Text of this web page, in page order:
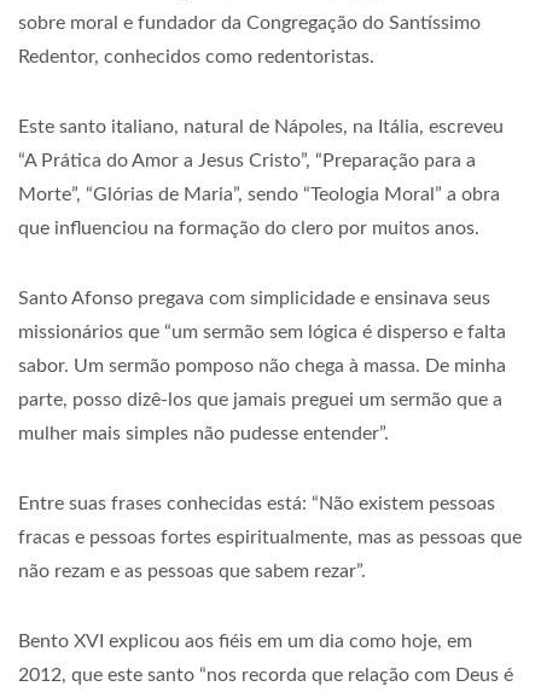
sobre moral e fundador da Congregação do Santíssimo
Redentor, conhecidos como redentoristas.
Este santo italiano, natural de Nápoles, na Itália, escreveu
“A Prática do Amor a Jesus Cristo”, “Preparação para a
Morte”, “Glórias de Maria”, sendo “Teologia Moral” a obra
que influenciou na formação do clero por muitos anos.
Santo Afonso pregava com simplicidade e ensinava seus
missionários que “um sermão sem lógica é disperso e falta
sabor. Um sermão pomposo não chega à massa. De minha
parte, posso dizê-los que jamais preguei um sermão que a
mulher mais simples não pudesse entender”.
Entre suas frases conhecidas está: “Não existem pessoas
fracas e pessoas fortes espiritualmente, mas as pessoas que
não rezam e as pessoas que sabem rezar”.
Bento XVI explicou aos fiéis em um dia como hoje, em
2012, que este santo “nos recorda que relação com Deus é